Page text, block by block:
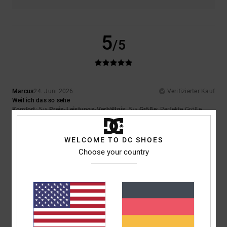
5/5
Marcus24. Juni 2026
Verifizierter Kauf
Weil ich das so sehe
Komfort: 5/5 Preis-Leistungs-Verhältnis: 5/5 Größe: Perfekte Größe
Ich empfehle dieses Produkt
5/5
24. Juni 2026
Gutes Schuhwerk
WELCOME TO DC SHOES
Choose your country